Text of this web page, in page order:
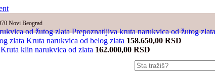
Novi Beograd
Prepoznatljiva kruta narukvica od žutog
Kruta narukvica od belog zlata 158.650,00 RSD
Kruta klin narukvica od zlata 162.000,00 RSD